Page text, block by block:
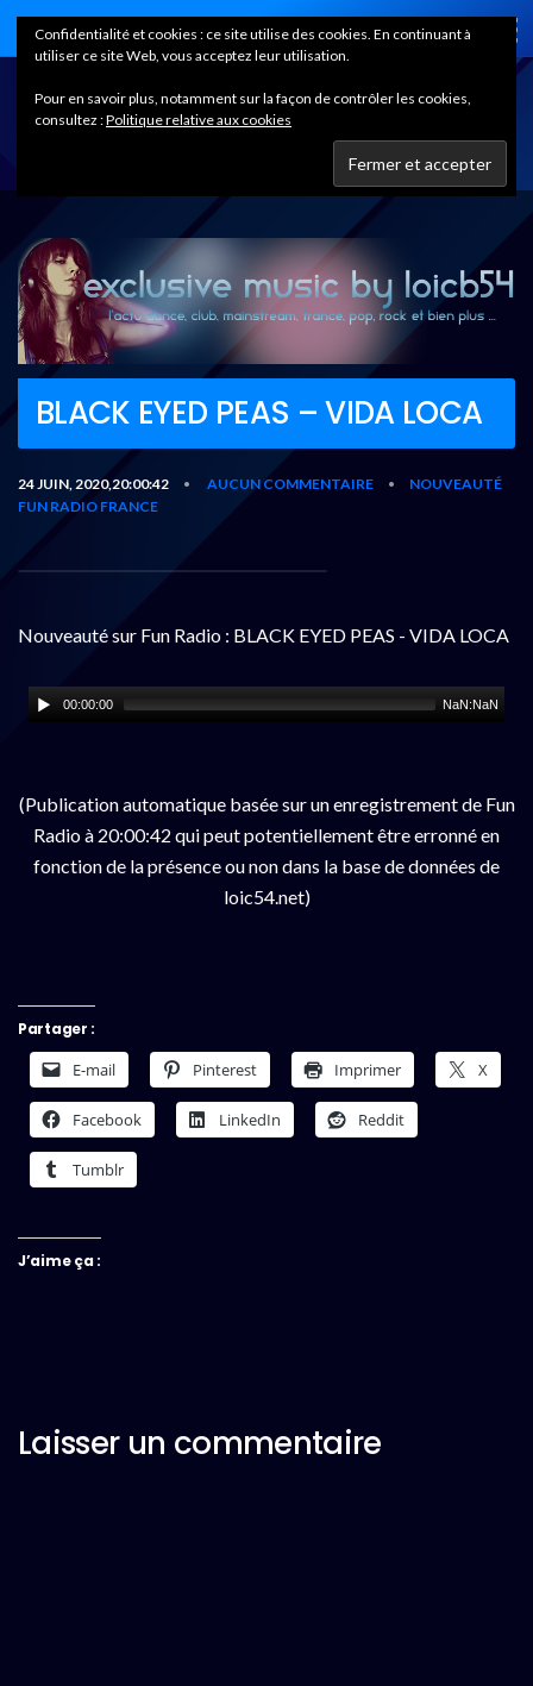
Home
BLACK EYED PEAS – VIDA LOCA
24 JUIN, 2020,20:00:42 • AUCUN COMMENTAIRE •
NOUVEAUTÉ
FUN RADIO FRANCE
Nouveauté sur Fun Radio : BLACK EYED PEAS - VIDA LOCA
00:00:00 NaN:NaN
(Publication automatique basée sur un enregistrement de Fun
Radio à 20:00:42 qui peut potentiellement être erronné en
fonction de la présence ou non dans la base de données de
loic54.net)
Partager :
E-mail Pinterest Imprimer X
Facebook LinkedIn Reddit
Tumblr
J’aime ça :
Laisser un commentaire
Confidentialité et cookies : ce site utilise des cookies. En continuant à
utiliser ce site Web, vous acceptez leur utilisation.
Pour en savoir plus, notamment sur la façon de contrôler les cookies,
consultez :Politique relative aux cookies